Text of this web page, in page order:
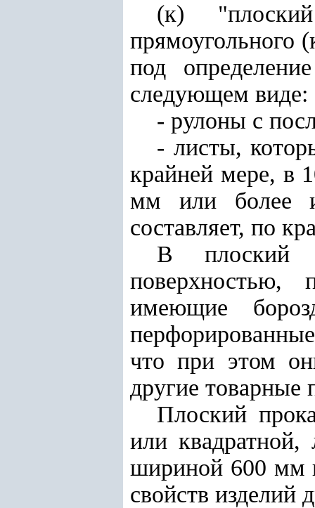
(к)
прямоугольного
под
следующем виде:
- рулоны с
- листы,
крайней мере, в
мм или более
составляет, по
В плоский
поверхностью,
имеющие
что при этом
другие товарные
Плоский
или квадратной,
шириной 600 мм
свойств изделий